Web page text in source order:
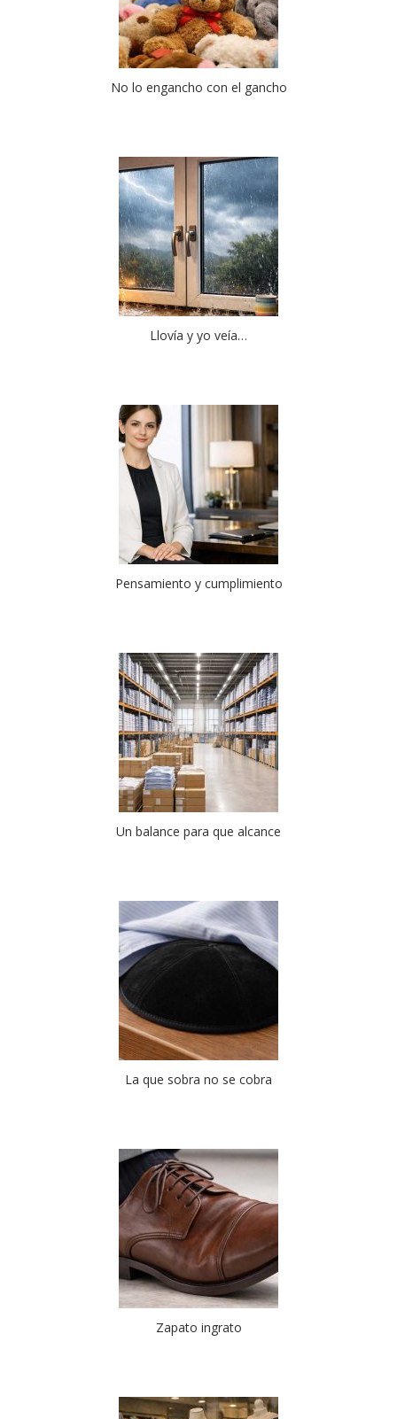
No lo engancho con el gancho
Llovía y yo veía…
Pensamiento y cumplimiento
Un balance para que alcance
La que sobra no se cobra
Zapato ingrato